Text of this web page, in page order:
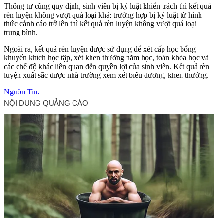
Thông tư cũng quy định, sinh viên bị kỷ luật khiển trách thì kết quả
rèn luyện không vượt quá loại khá; trường hợp bị kỷ luật từ hình
thức cảnh cáo trở lên thì kết quả rèn luyện không vượt quá loại
trung bình.
Ngoài ra, kết quả rèn luyện được sử dụng để xét cấp học bổng
khuyến khích học tập, xét khen thưởng năm học, toàn khóa học và
các chế độ khác liên quan đến quyền lợi của sinh viên. Kết quả rèn
luyện xuất sắc được nhà trường xem xét biểu dương, khen thưởng.
Nguồn Tin: